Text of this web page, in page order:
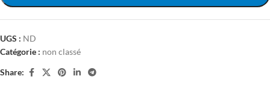
UGS : ND
Catégorie : non classé
Share: